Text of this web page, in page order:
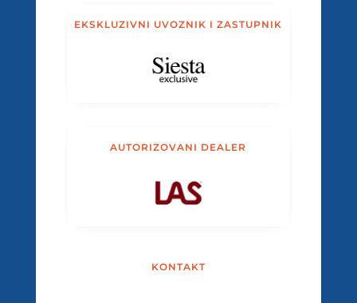
EKSKLUZIVNI UVOZNIK I ZASTUPNIK
AUTORIZOVANI DEALER
KONTAKT